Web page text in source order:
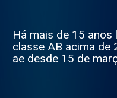
Há mais de 15 anos
classe AB acima de
ae desde 15 de
conhece e se